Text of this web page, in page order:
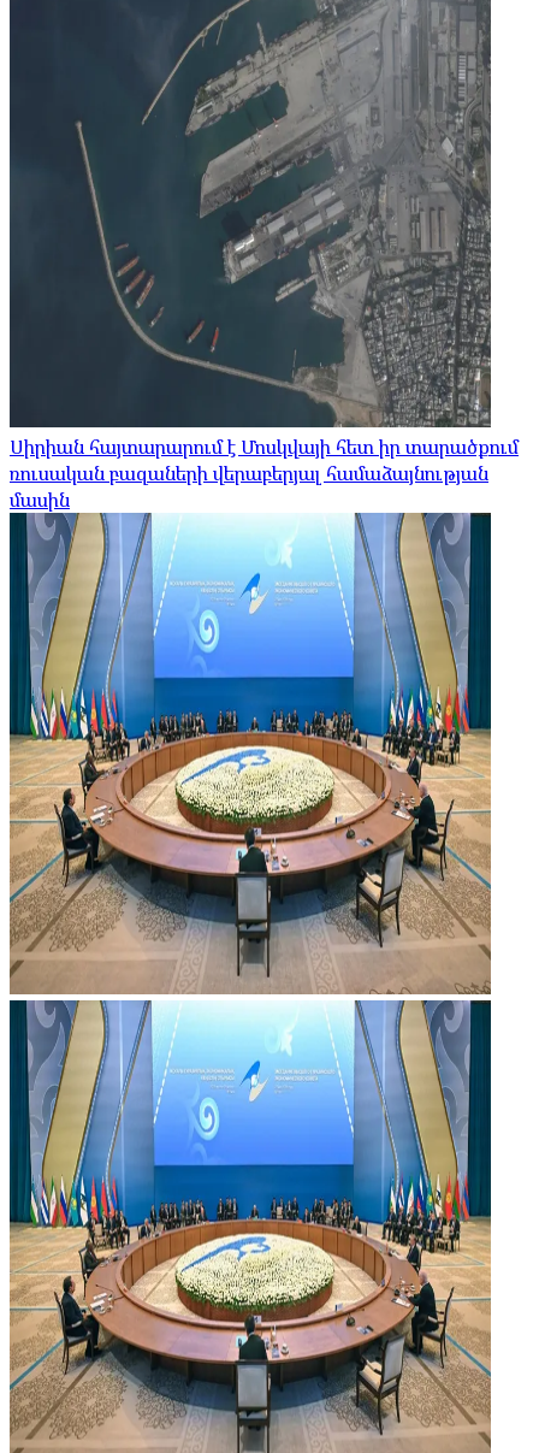
Սիրիան հայտարարում է Մոսկվայի հետ իր տարածքում
ռուսական բազաների վերաբերյալ համաձայնության
մասին